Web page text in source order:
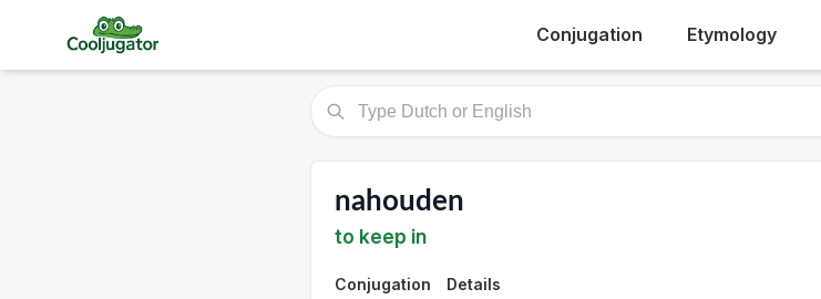
Conjugation Etymology
nahouden
to keep in
Conjugation Details